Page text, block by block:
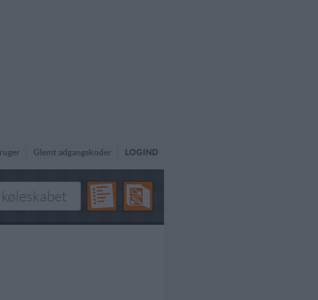
Glemt adgangskoder LOGIND